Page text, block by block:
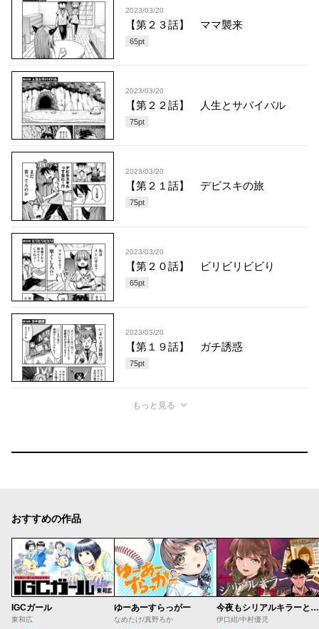
2023/03/20
【第２３話】 ママ襲来
65pt
2023/03/20
【第２２話】 人生とサバイバル
75pt
2023/03/20
【第２１話】 デビスキの旅
75pt
2023/03/20
【第２０話】 ビリビリビビり
65pt
2023/03/20
【第１９話】 ガチ誘惑
75pt
もっと見る
おすすめの作品
IGCガール
東和広
ゆーあーすらっがー
なめたけ/真野ろか
今夜もシリアルキラーと待ち合わせ
伊口紺/中村優児